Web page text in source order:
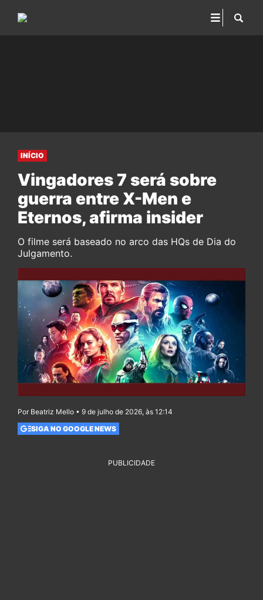
INÍCIO
Vingadores 7 será sobre
guerra entre X-Men e
Eternos, afirma insider
O filme será baseado no arco das HQs de Dia do
Julgamento.
Por Beatriz Mello • 9 de julho de 2026, às 12:14
SIGA NO GOOGLE NEWS
PUBLICIDADE